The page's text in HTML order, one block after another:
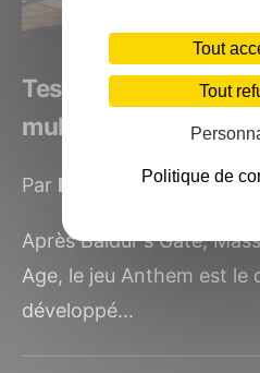
Test Anthem : Le
multijoueur de
Par Benjamin Levyle 5
Après Baldur's Gate,
Age, le jeu Anthem est le
développé...
Tout
Tout
Politique de